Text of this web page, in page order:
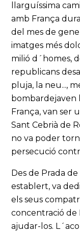
llarguíssima
amb França
del mes de
imatges més
milió d´homes,
republicans
pluja, la neu...,
bombardejaven
França, van ser
Sant Cebrià de
no va poder
persecució
Des de Prada de
establert, va
els seus
concentració de
ajudar-los.